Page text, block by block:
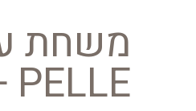
משחת
PELLE +